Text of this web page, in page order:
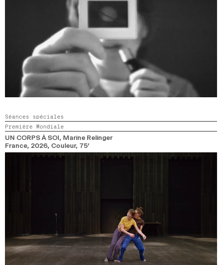
Séances spéciales
Première Mondiale
UN CORPS À SOI, Marine Relinger
France, 2026, Couleur, 75’